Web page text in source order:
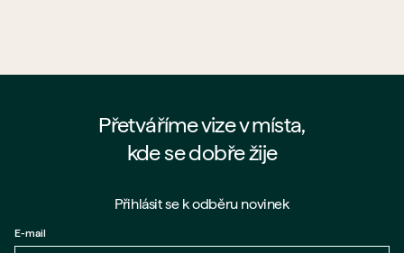
Přetváříme vize v místa,
kde se dobře žije
Přihlásit se k odběru novinek
E-mail